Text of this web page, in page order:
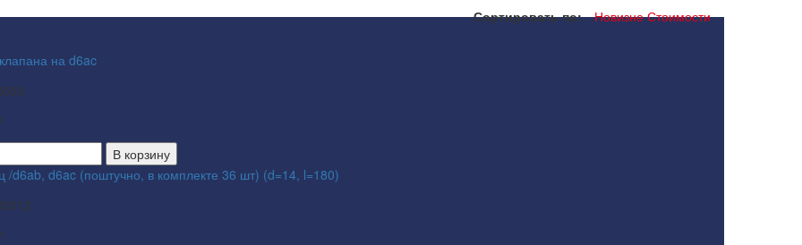
Сортировать по: НовизнеСтоимости
на d6ac
В корзину
/d6ab, d6ac (поштучно, в комплекте 36 шт) (d=14, l=180)